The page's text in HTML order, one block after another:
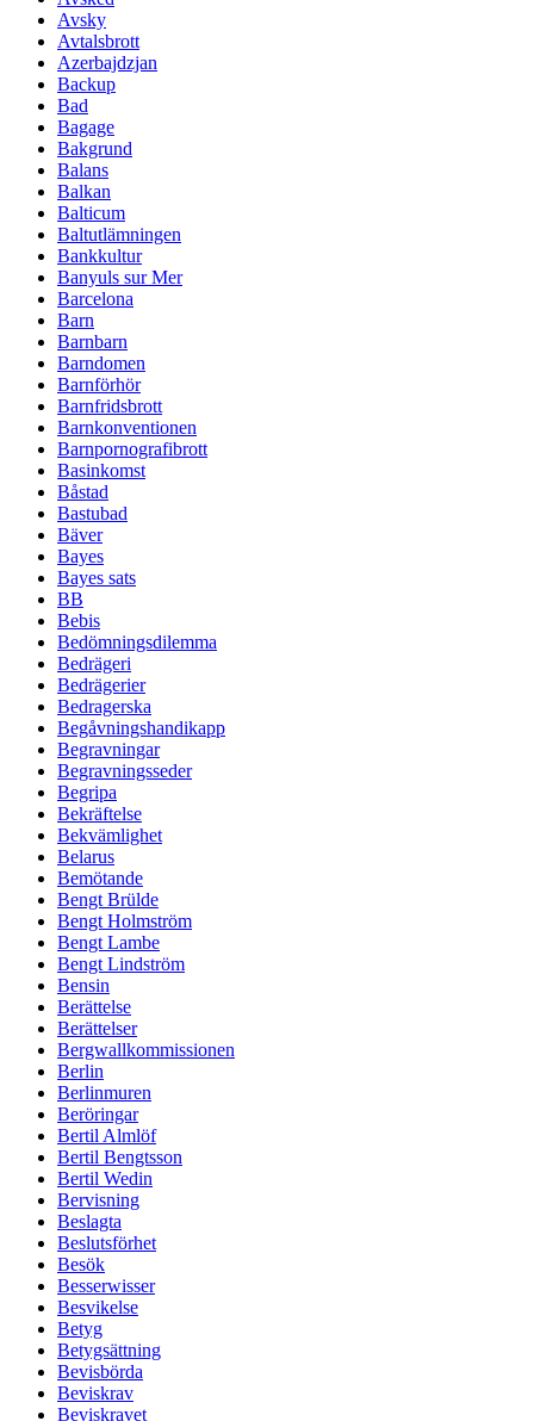
Avsky
Avtalsbrott
Azerbajdzjan
Backup
Bad
Bagage
Bakgrund
Balans
Balkan
Balticum
Baltutlämningen
Bankkultur
Banyuls sur Mer
Barcelona
Barn
Barnbarn
Barndomen
Barnförhör
Barnfridsbrott
Barnkonventionen
Barnpornografibrott
Basinkomst
Båstad
Bastubad
Bäver
Bayes
Bayes sats
BB
Bebis
Bedömningsdilemma
Bedrägeri
Bedrägerier
Bedragerska
Begåvningshandikapp
Begravningar
Begravningsseder
Begripa
Bekräftelse
Bekvämlighet
Belarus
Bemötande
Bengt Brülde
Bengt Holmström
Bengt Lambe
Bengt Lindström
Bensin
Berättelse
Berättelser
Bergwallkommissionen
Berlin
Berlinmuren
Beröringar
Bertil Almlöf
Bertil Bengtsson
Bertil Wedin
Bervisning
Beslagta
Beslutsförhet
Besök
Besserwisser
Besvikelse
Betyg
Betygsättning
Bevisbörda
Beviskrav
Beviskravet